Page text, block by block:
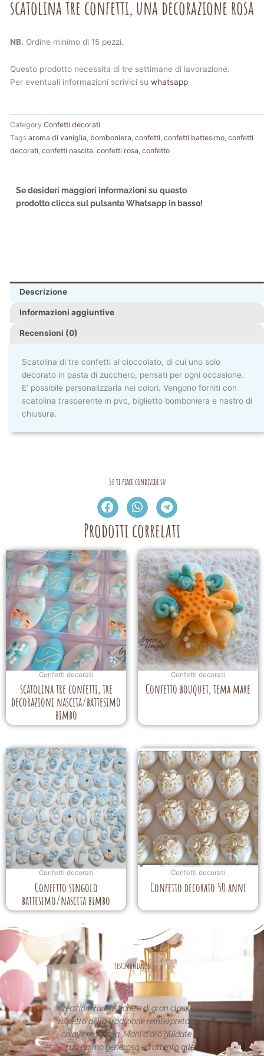
scatolina tre confetti, una decorazione rosa
NB. Ordine minimo di 15 pezzi.
Questo prodotto necessita di tre settimane di lavorazione.
Per eventuali informazioni scrivici su whatsapp
Category Confetti decorati
Tags aroma di vaniglia bomboniera confetti confetti battesimo confetti
decorati confetti nascita confetti rosa confetto
Se desideri maggiori informazioni su questo
prodotto clicca sul pulsante Whatsapp in basso!
Descrizione
Informazioni aggiuntive
Recensioni (0)
Scatolina di tre confetti al cioccolato, di cui uno solo
decorato in pasta di zucchero, pensati per ogni occasione.
E’ possibile personalizzarla nei colori. Vengono forniti con
scatolina trasparente in pvc, biglietto bomboniera e nastro di
chiusura.
Se ti piace condividi su
Prodotti correlati
Confetti decorati
scatolina tre confetti, tre
decorazioni nascita/battesimo
bimbo
Confetti decorati
Confetto bouquet, tema mare
Confetti decorati
Confetto singolo
battesimo/nascita bimbo
Confetti decorati
Confetto decorato 50 anni
Testimonianze
fantastiche e di gran classe nel
della tradizione reinterpretata in
moderna. Mani d'oro guidate da
un animo generoso ed attento alle
Le creazioni sono
uniche..raffinate
per la vostra